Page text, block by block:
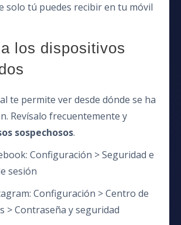
solo tú puedes recibir en tu móvil
los dispositivos
te permite ver desde dónde se ha
Revísalo frecuentemente y
sospechosos.
Configuración > Seguridad e
sesión
Configuración > Centro de
> Contraseña y seguridad